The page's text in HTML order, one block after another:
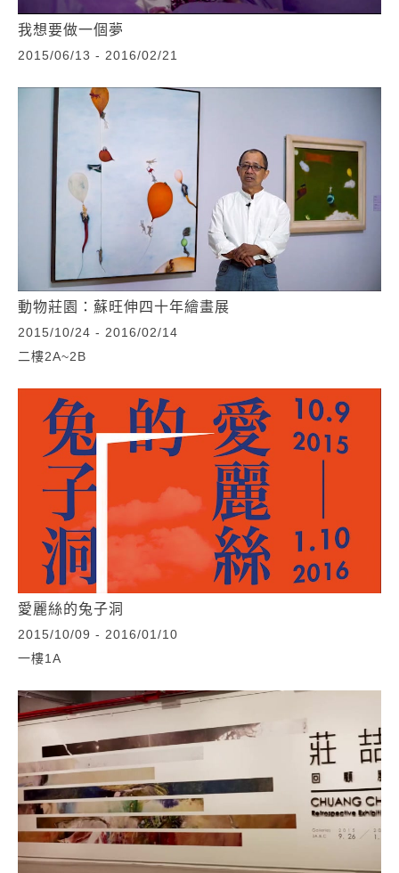
我想要做一個夢
2015/06/13 - 2016/02/21
動物莊園：蘇旺伸四十年繪畫展
2015/10/24 - 2016/02/14
二樓2A~2B
愛麗絲的兔子洞
2015/10/09 - 2016/01/10
一樓1A